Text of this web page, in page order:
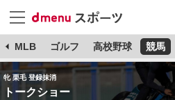
MLB ゴルフ 高校野球 競馬
牝 栗毛 登録抹消
トークショー